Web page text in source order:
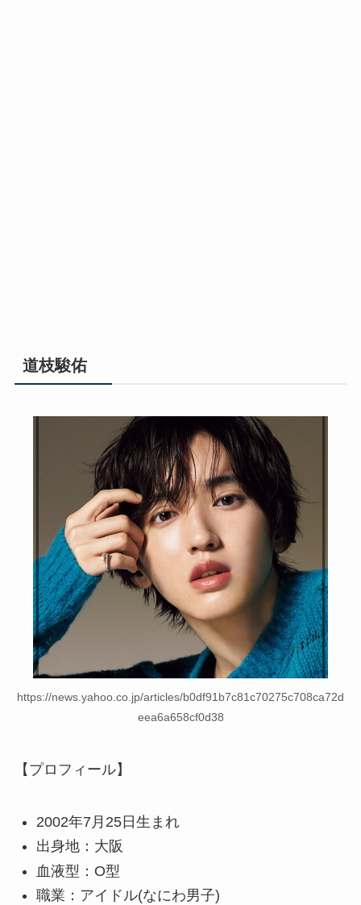
道枝駿佑
https://news.yahoo.co.jp/articles/b0df91b7c81c70275c708ca72d
eea6a658cf0d38
【プロフィール】
2002年7月25日生まれ
出身地：大阪
血液型：O型
職業：アイドル(なにわ男子)